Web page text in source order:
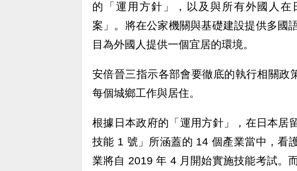
的「運用方針」，以及與所有外國人
案」。將在公家機關與基礎建設提供多國
目為外國人提供一個宜居的環境。
安倍晉三指示各部會要徹底的執行相關政
每個城鄉工作與居住。
根據日本政府的「運用方針」，在日本居
技能 1 號」所涵蓋的 14 個產業當中，看
業將自 2019 年 4 月開始實施技能考試。